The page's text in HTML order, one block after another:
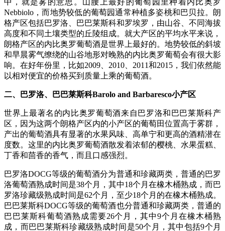
中，就是雾的意思。山腰上最好的葡萄园里种着内比奥罗
Nebbiolo，而地势较低的葡萄园通常种植多姿桃和巴贝拉。朗
格产区包括巴罗洛、巴巴莱斯科和罗埃罗，由山谷、不同海拔
高度和不同土壤类型的丘陵组成。就大产区的平均水平来说，
朗格产区的内比奥罗葡萄酒是世界上最好的。地势较低的斜坡
和早晨雾气缭绕的山谷地形对晚熟的内比奥罗葡萄会有很大影
响。在好年份里，比如2009、2010、2011和2015，我们依然能
以相对便宜的价格买到质量上乘的葡萄酒。
二、巴罗洛、巴巴莱斯科Barolo and Barbaresco小产区
世界上最著名的内比奥罗葡萄酒来自巴罗洛和巴巴莱斯科产
区，因为这两个朗格产区内的小产区的葡萄田位置高于雾群，
产出的葡萄酒具有显著的水果风味、高单宁和更高的酒精潜在
度数。这里的内比奥罗葡萄酒散发着浓郁的樱桃、水果蛋糕、
丁香和茴香的香气，而且口感强烈。
巴罗洛DOCG等级的葡萄酒分为普通和珍藏两类，普通的巴罗
洛葡萄酒熟成时间是38个月，其中18个月在橡木桶熟成，而巴
罗洛珍藏级熟成时间是62个月，至少18个月的在橡木桶熟成。
巴巴莱斯科DOCG等级的葡萄酒也分普通和珍藏两类，普通的
巴巴莱斯科葡萄酒熟成需要26个月，其中9个月在橡木桶熟
成，而巴巴莱斯科珍藏级熟成时间是50个月，其中包括9个月